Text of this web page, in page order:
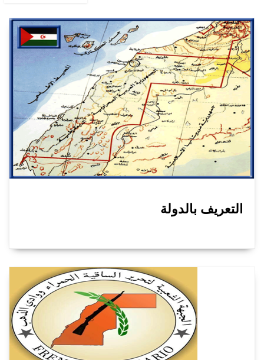
التعريف بالدولة